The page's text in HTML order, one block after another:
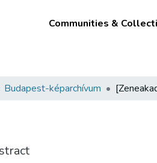
Communities &
Budapest-képarchívum